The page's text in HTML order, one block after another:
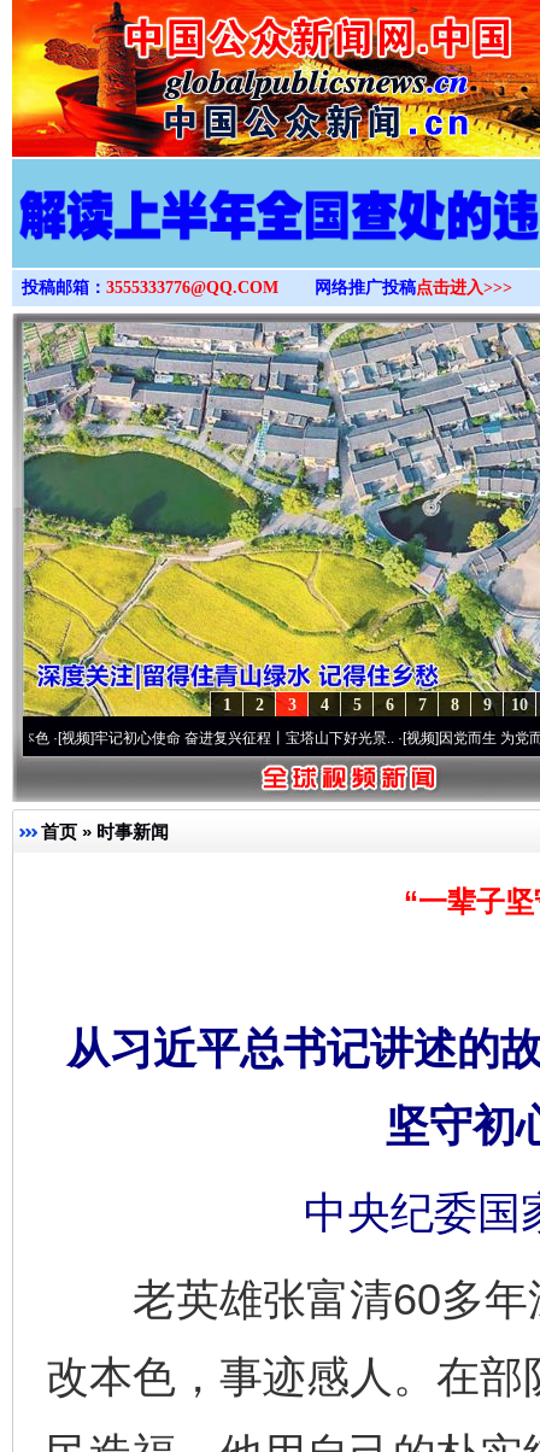
>
投稿邮箱： 3555333776@QQ.COM 网络推广投稿点击进入>>>
10
9
8
7
6
5
4
3
2
1
牢记初心使命 奋进复兴征程丨宝塔山下好光景..·[视频]因党而生 为党而战——百年
首页 » 时事新闻
“一辈子
从习近平总书记讲述的
坚守初
中央纪委国
老英雄张富清60多年
改本色，事迹感人。在